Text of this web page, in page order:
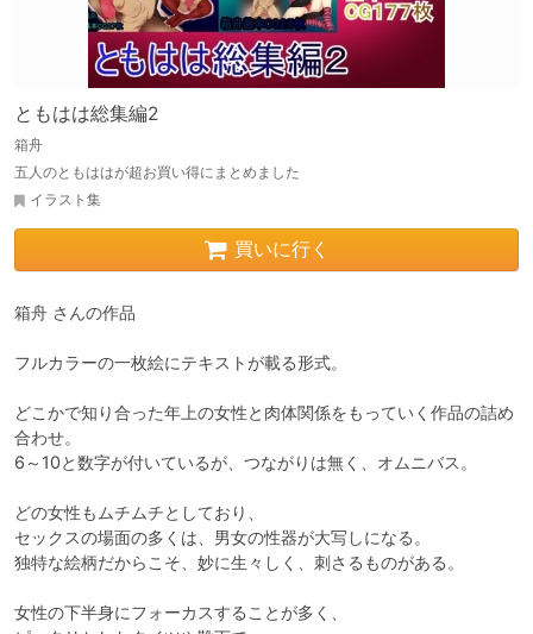
ともはは総集編2
箱舟
五人のともははが超お買い得にまとめました
イラスト集
買いに行く
箱舟 さんの作品
フルカラーの一枚絵にテキストが載る形式。
どこかで知り合った年上の女性と肉体関係をもっていく作品の詰め
合わせ。
6～10と数字が付いているが、つながりは無く、オムニバス。
どの女性もムチムチとしており、
セックスの場面の多くは、男女の性器が大写しになる。
独特な絵柄だからこそ、妙に生々しく、刺さるものがある。
女性の下半身にフォーカスすることが多く、